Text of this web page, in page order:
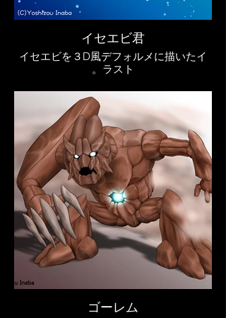
イセエビ君
イセエビを３D風デフォルメに描いたイ
ラスト。
ゴーレム